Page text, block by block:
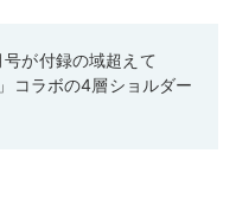
が付録の域超えて
コラボの4層ショルダー